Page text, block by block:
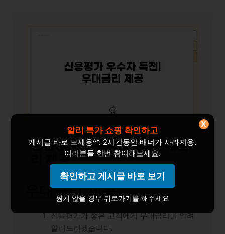
신용평가 우수자 특전| 우대금
리 제공
우대금리 제공
신용평가가 좋은 고객에게 우대금리를 알려
알려드리겠습니다.
알리 특가 쇼핑 확인하고
게시글 바로 보세용^^. 2시간동안 배너가 사라져용.
여러분들 한번 참여해보세요.
확인하고 게시글 바로 보기
원치 않을 경우 뒤로가기를 해주세요
X